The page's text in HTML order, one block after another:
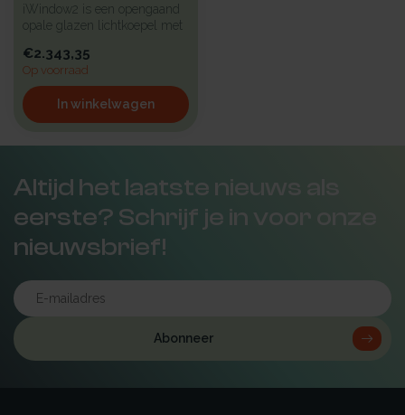
iWindow2 is een opengaand
opale glazen lichtkoepel met
€2.343,35
Op voorraad
In winkelwagen
Altijd het laatste nieuws als
eerste? Schrijf je in voor onze
nieuwsbrief!
Abonneer